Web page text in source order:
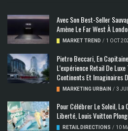
Avec Son Best-Seller
Amène Le Far West À
MARKET TREND / 1 OCT
Pietro Beccari, En
L’expérience Retail De
Continents Et Imaginaires
MARKETING URBAIN / 3
Pour Célébrer Le Soleil, La
Liberté, Louis Vuitton
RETAIL DIRECTIONS / 10